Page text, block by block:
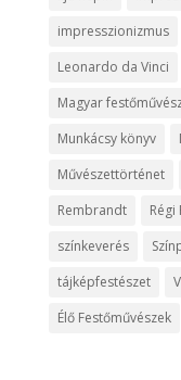
impresszionizmus
Leonardo da Vinci
Magyar
Munkácsy könyv
Művészettörténet
Rembrandt
színkeverés
tájképfestészet
Élő Festőművészek